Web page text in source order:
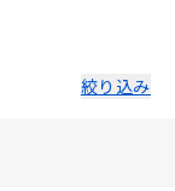
絞り込み